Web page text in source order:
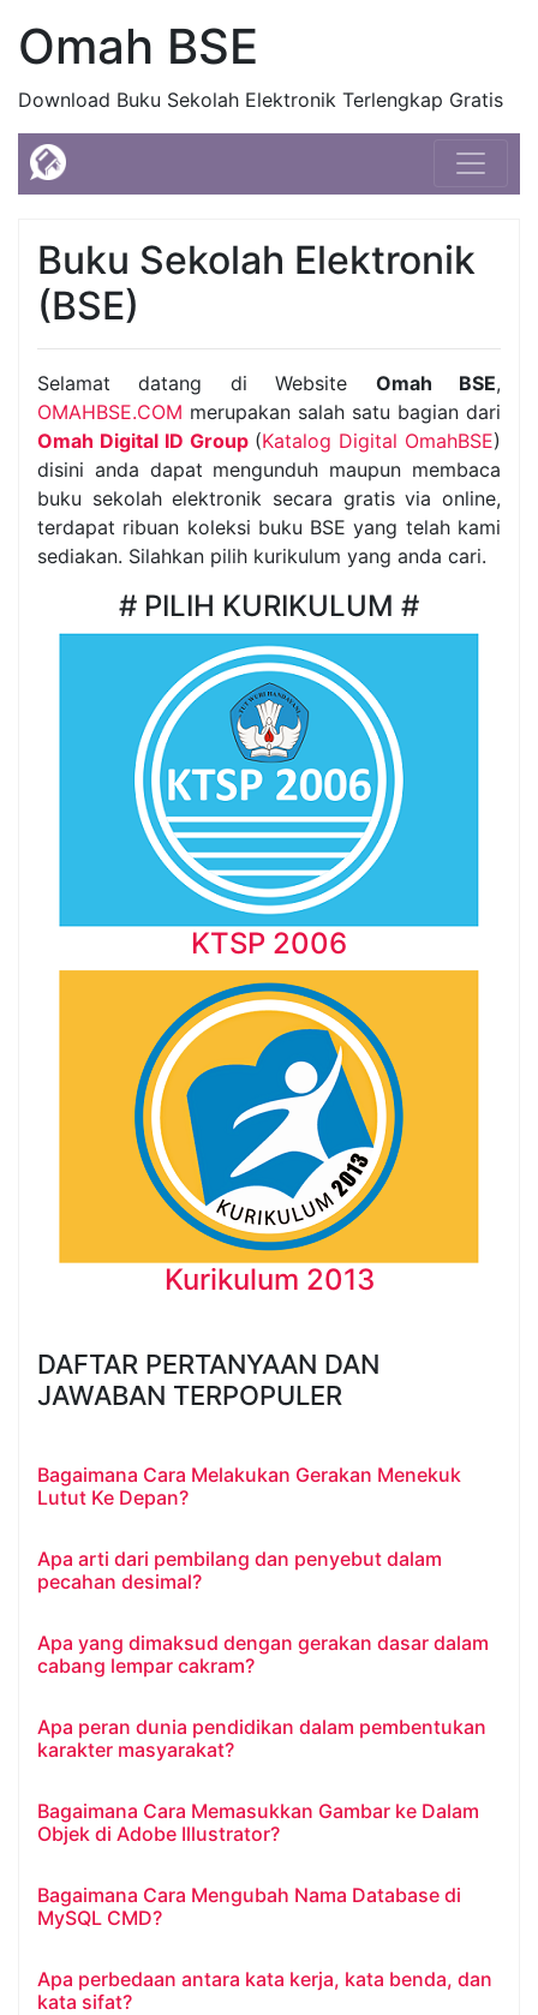
Omah BSE
Download Buku Sekolah Elektronik Terlengkap Gratis
Buku Sekolah Elektronik
(BSE)
Selamat datang di Website Omah BSE,
OMAHBSE.COM merupakan salah satu bagian dari
Omah Digital ID Group(Katalog Digital OmahBSE)
disini anda dapat mengunduh maupun membaca
buku sekolah elektronik secara gratis via online,
terdapat ribuan koleksi buku BSE yang telah kami
sediakan. Silahkan pilih kurikulum yang anda cari.
# PILIH KURIKULUM #
KTSP 2006
Kurikulum 2013
DAFTAR PERTANYAAN DAN
JAWABAN TERPOPULER
Bagaimana Cara Melakukan Gerakan Menekuk
Lutut Ke Depan?
Apa arti dari pembilang dan penyebut dalam
pecahan desimal?
Apa yang dimaksud dengan gerakan dasar dalam
cabang lempar cakram?
Apa peran dunia pendidikan dalam pembentukan
karakter masyarakat?
Bagaimana Cara Memasukkan Gambar ke Dalam
Objek di Adobe Illustrator?
Bagaimana Cara Mengubah Nama Database di
MySQL CMD?
Apa perbedaan antara kata kerja, kata benda, dan
kata sifat?